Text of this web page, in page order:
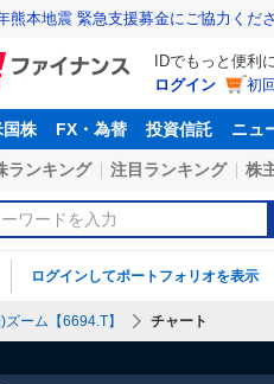
熊本地震 緊急支援募金にご協力くだ
IDでもっと便利
ログイン
初
国株 FX・為替 投資信託 ニュ
ランキング 注目ランキング 株
ログインしてポートフォリオを表示
ズーム【6694.T】 チャート